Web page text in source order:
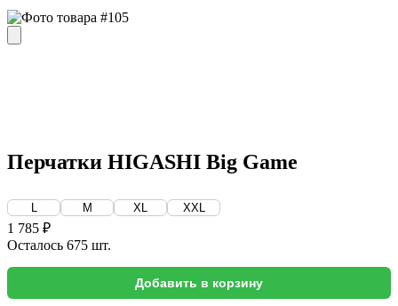
Перчатки HIGASHI Big Game
L M XL XXL
1 785 ₽
Осталось 675 шт.
Добавить в корзину